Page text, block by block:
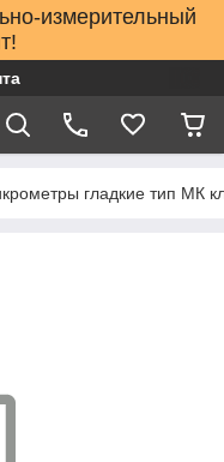
измерительный
гладкие тип МК